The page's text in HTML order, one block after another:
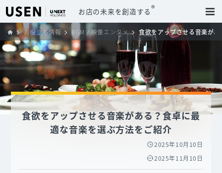
お店の未来を創造する®
お役立ち情報 BGM / 映像エンタメ 食欲をアップさせる音楽が
食欲をアップさせる音楽がある？食卓に最
適な音楽を選ぶ方法をご紹介
2025年10月10日
2025年11月10日